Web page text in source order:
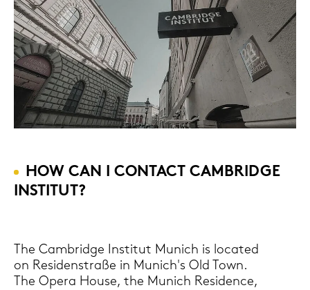
HOW CAN I CON­TACT CAM­BRIDGE
IN­STI­TUT?
The Cam­bridge In­sti­tut Mu­nich is lo­ca­ted
on Re­si­den­stra­ße in Mu­nich's Old Town.
The Opera House, the Mu­nich Re­si­dence,